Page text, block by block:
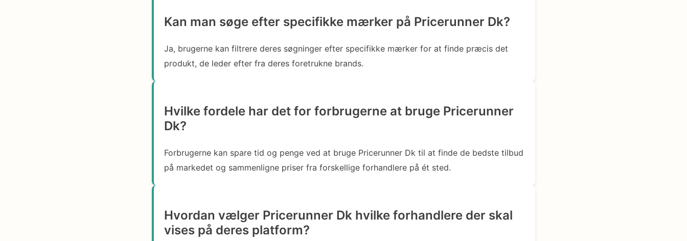
Kan man søge efter specifikke mærker på Pricerunner Dk?
Ja, brugerne kan filtrere deres søgninger efter specifikke mærker for at finde præcis det
produkt, de leder efter fra deres foretrukne brands.
Hvilke fordele har det for forbrugerne at bruge Pricerunner
Dk?
Forbrugerne kan spare tid og penge ved at bruge Pricerunner Dk til at finde de bedste tilbud
på markedet og sammenligne priser fra forskellige forhandlere på ét sted.
Hvordan vælger Pricerunner Dk hvilke forhandlere der skal
vises på deres platform?